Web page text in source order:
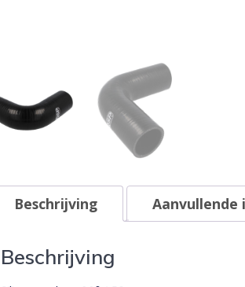
Beschrijving
Beschrijving